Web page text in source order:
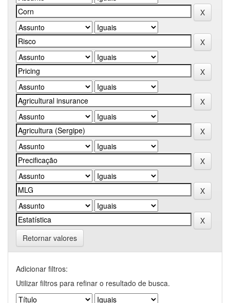
Retornar valores
Adicionar filtros:
Utilizar filtros para refinar o resultado de busca.